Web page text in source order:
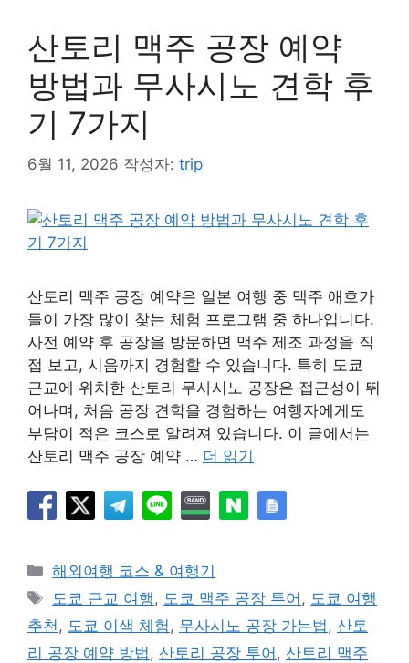
산토리 맥주 공장 예약
방법과 무사시노 견학 후
기 7가지
6월 11, 2026 작성자: trip
산토리 맥주 공장 예약은 일본 여행 중 맥주 애호가
들이 가장 많이 찾는 체험 프로그램 중 하나입니다.
사전 예약 후 공장을 방문하면 맥주 제조 과정을 직
접 보고, 시음까지 경험할 수 있습니다. 특히 도쿄
근교에 위치한 산토리 무사시노 공장은 접근성이 뛰
어나며, 처음 공장 견학을 경험하는 여행자에게도
부담이 적은 코스로 알려져 있습니다. 이 글에서는
산토리 맥주 공장 예약 … 더 읽기
카
테
리
해외여행 코스 & 여행기
태
그
도쿄 근교 여행, 도쿄 맥주 공장 투어 , 도쿄 여행
추천, 도쿄 이색 체험, 무사시노 공장 가는법, 산토
리 공장 예약 방법, 산토리 공장 투어 , 산토리 맥주